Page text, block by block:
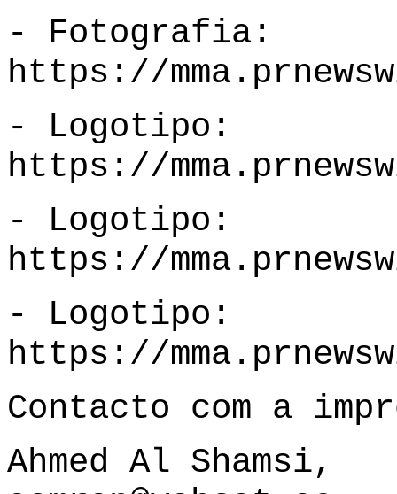
- Fotografia:
https://
- Logotipo:
https://
- Logotipo:
https://
- Logotipo:
https://
Contacto com a
Ahmed Al Shamsi,